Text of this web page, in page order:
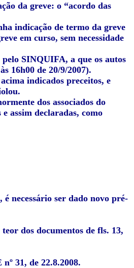
da greve: o “acordo das
indicação de termo da greve
em curso, sem necessidade
SINQUIFA, a que os autos
16h00 de 20/9/2007).
indicados preceitos, e
dos associados do
assim declaradas, como
necessário ser dado novo pré-
dos documentos de fls. 13,
31, de 22.8.2008.